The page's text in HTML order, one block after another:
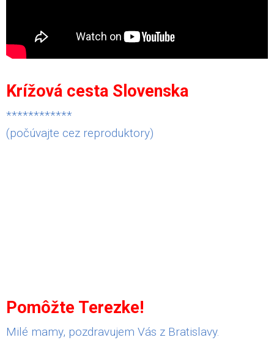
Krížová cesta Slovenska
************
(počúvajte cez reproduktory)
Pomôžte Terezke!
Milé mamy, pozdravujem Vás z Bratislavy.